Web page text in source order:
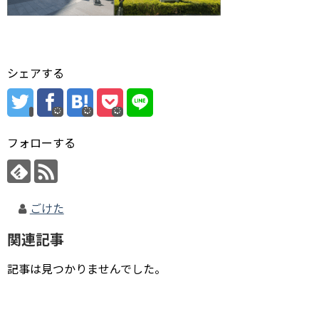
シェアする
フォローする
ごけた
関連記事
記事は見つかりませんでした。